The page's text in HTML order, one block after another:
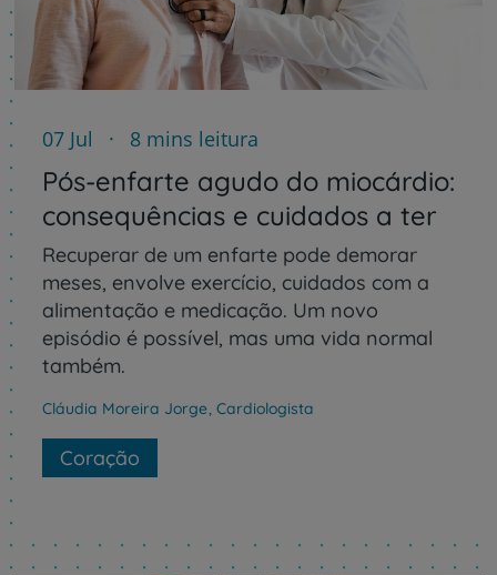
07 Jul 8 mins leitura
Pós-enfarte agudo do miocárdio:
consequências e cuidados a ter
Recuperar de um enfarte pode demorar
meses, envolve exercício, cuidados com a
alimentação e medicação. Um novo
episódio é possível, mas uma vida normal
também.
Cláudia Moreira Jorge, Cardiologista
Coração